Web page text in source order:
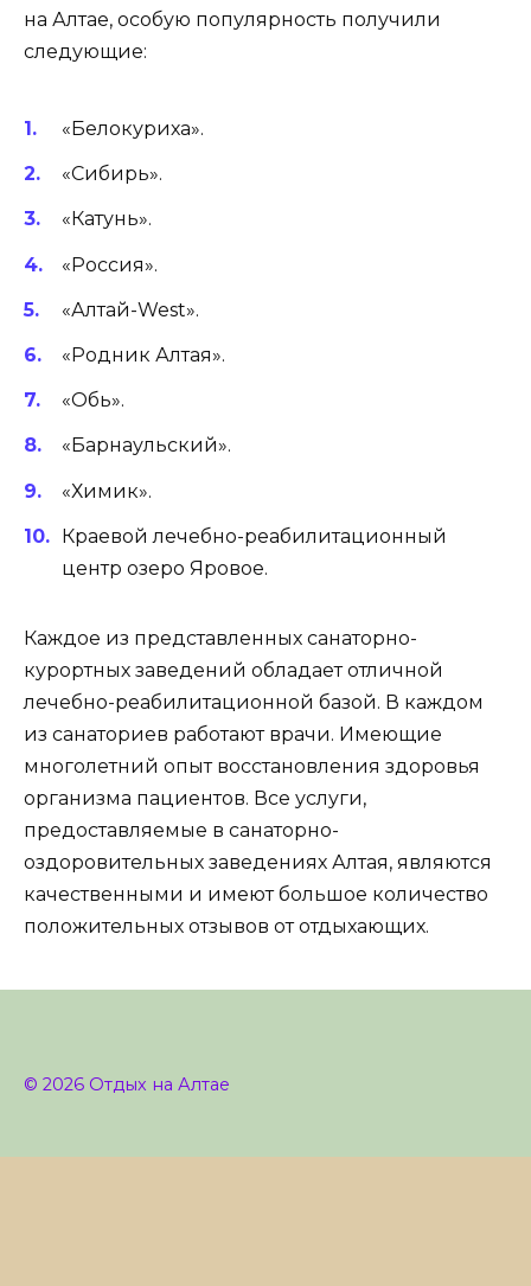
на Алтае, особую популярность получили
следующие:
«Белокуриха».
«Сибирь».
«Катунь».
«Россия».
«Алтай-West».
«Родник Алтая».
«Обь».
«Барнаульский».
«Химик».
Краевой лечебно-реабилитационный
центр озеро Яровое.
Каждое из представленных санаторно-
курортных заведений обладает отличной
лечебно-реабилитационной базой. В каждом
из санаториев работают врачи. Имеющие
многолетний опыт восстановления здоровья
организма пациентов. Все услуги,
предоставляемые в санаторно-
оздоровительных заведениях Алтая, являются
качественными и имеют большое количество
положительных отзывов от отдыхающих.
© 2026 Отдых на Алтае